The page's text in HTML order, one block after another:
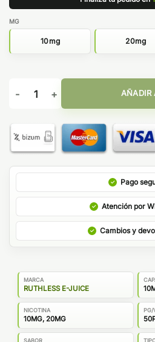
MG
10mg 20mg
Sales Skir Skirrr On Ice Ruthless
AÑADIR
Pago
Atención por
Cambios y
MARCA
RUTHLESS E-JUICE
NICOTINA
10MG, 20MG
PG/
SABOR